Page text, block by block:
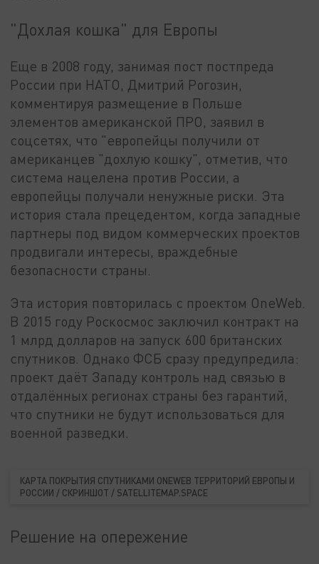
"Дохлая кошка" для Европы
Еще в 2008 году, занимая пост постпреда
России при НАТО, Дмитрий Рогозин,
комментируя размещение в Польше
элементов американской ПРО, заявил в
соцсетях, что "европейцы получили от
американцев "дохлую кошку", отметив, что
система нацелена против России, а
европейцы получали ненужные риски. Эта
история стала прецедентом, когда западные
партнеры под видом коммерческих проектов
продвигали интересы, враждебные
безопасности страны.
Эта история повторилась с проектом OneWeb.
В 2015 году Роскосмос заключил контракт на
1 млрд долларов на запуск 600 британских
спутников. Однако ФСБ сразу предупредила:
проект даёт Западу контроль над связью в
отдалённых регионах страны без гарантий,
что спутники не будут использоваться для
военной разведки.
КАРТА ПОКРЫТИЯ СПУТНИКАМИ ONEWEB ТЕРРИТОРИЙ ЕВРОПЫ И
РОССИИ / СКРИНШОТ / SATELLITEMAP.SPACE
Решение на опережение